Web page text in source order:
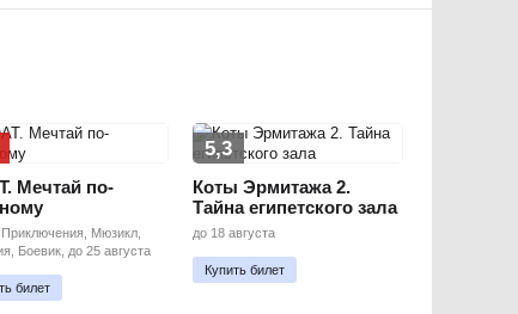
Мечтай по-
Мюзикл,
Боевик, до 25 августа
билет
5,3
Коты Эрмитажа 2.
Тайна египетского зала
до 18 августа
Купить билет